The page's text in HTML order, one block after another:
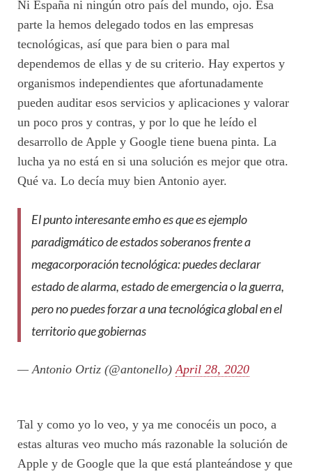
Ni España ni ningún otro país del mundo, ojo. Esa
parte la hemos delegado todos en las empresas
tecnológicas, así que para bien o para mal
dependemos de ellas y de su criterio. Hay expertos y
organismos independientes que afortunadamente
pueden auditar esos servicios y aplicaciones y valorar
un poco pros y contras, y por lo que he leído el
desarrollo de Apple y Google tiene buena pinta. La
lucha ya no está en si una solución es mejor que otra.
Qué va. Lo decía muy bien Antonio ayer.
El punto interesante emho es que es ejemplo
paradigmático de estados soberanos frente a
megacorporación tecnológica: puedes declarar
estado de alarma, estado de emergencia o la guerra,
pero no puedes forzar a una tecnológica global en el
territorio que gobiernas
— Antonio Ortiz (@antonello) April 28, 2020
Tal y como yo lo veo, y ya me conocéis un poco, a
estas alturas veo mucho más razonable la solución de
Apple y de Google que la que está planteándose y que